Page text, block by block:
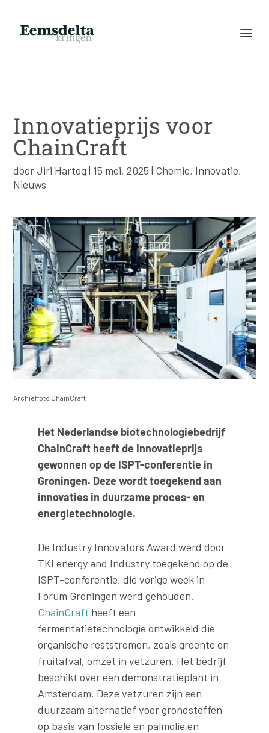
Innovatieprijs voor
ChainCraft
doorJiri Hartog | 15 mei, 2025 | Chemie, Innovatie,
Nieuws
Archieffoto ChainCraft
Het Nederlandse biotechnologiebedrijf
ChainCraft heeft de innovatieprijs
gewonnen op de ISPT-conferentie in
Groningen. Deze wordt toegekend aan
innovaties in duurzame proces- en
energietechnologie.
De Industry Innovators Award werd door
TKI energy and Industry toegekend op de
ISPT-conferentie, die vorige week in
Forum Groningen werd gehouden.
ChainCraft heeft een
fermentatietechnologie ontwikkeld die
organische reststromen, zoals groente en
fruitafval, omzet in vetzuren. Het bedrijf
beschikt over een demonstratieplant in
Amsterdam. Deze vetzuren zijn een
duurzaam alternatief voor grondstoffen
op basis van fossiele en palmolie en